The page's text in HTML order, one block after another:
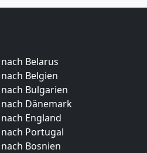
Belarus
Belgien
Bulgarien
Dänemark
England
Portugal
Bosnien